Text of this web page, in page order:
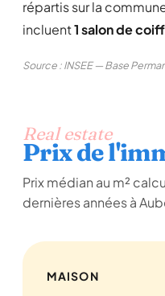
répartis sur la
incluent1 salon de
Source : INSEE — Base
Real estate
Prix de
Prix médian au m²
dernières années à
MAISON